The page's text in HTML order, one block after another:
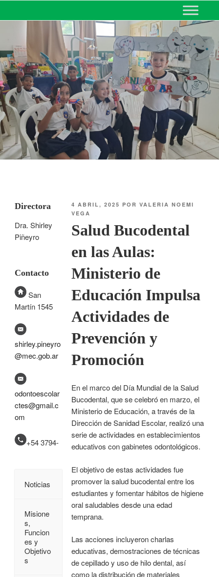
MINISTERIO DE EDUCACIÓN
DE CORRIENTES
4 ABRIL, 2025 PORVALERIA NOEMI
VEGA
Salud Bucodental
en las Aulas:
Ministerio de
Educación Impulsa
Actividades de
Prevención y
Promoción
En el marco del Día Mundial de la Salud
Bucodental, que se celebró en marzo, el
Ministerio de Educación, a través de la
Dirección de Sanidad Escolar, realizó una
serie de actividades en establecimientos
educativos con gabinetes odontológicos.
El objetivo de estas actividades fue
promover la salud bucodental entre los
estudiantes y fomentar hábitos de higiene
oral saludables desde una edad
temprana.
Las acciones incluyeron charlas
educativas, demostraciones de técnicas
de cepillado y uso de hilo dental, así
como la distribución de materiales
Directora
Dra. Shirley
Piñeyro
Contacto
San
Martín 1545
shirley.pineyro
@mec.gob.ar
odontoescolar
ctes@gmail.c
om
+54 3794-
Noticias
Misione
s,
Funcion
es y
Objetivo
s